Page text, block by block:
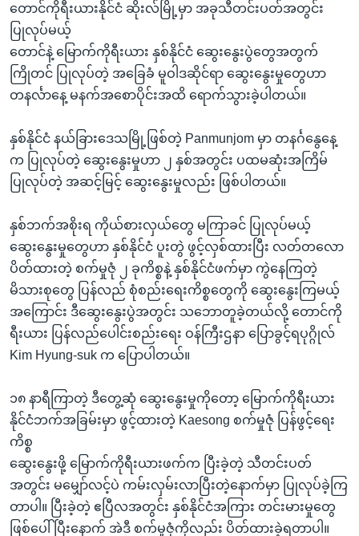
ကြည့်
ရန်
ရှာဖွေ
ရန်
နေရာ
ကျော်
ရန်
ဘာသာစကားများ
တောင်ကိုရီးယားနိုင်ငံ ဆိုးလ်မြို့မှာ အခုသီတင်းပတ်အတွင်း
ပြုလုပ်မယ့်
တောင်နဲ့ မြောက်ကိုရီးယား နှစ်နိုင်ငံ ဆွေးနွေးပွဲတွေအတွက်
ကြိုတင် ပြုလုပ်တဲ့ အခြေခံ မူဝါဒဆိုင်ရာ ဆွေးနွေးမှုတွေဟာ
တနင်္လာနေ့ မနက်အစောပိုင်းအထိ ရောက်သွားခဲ့ပါတယ်။
နှစ်နိုင်ငံ နယ်ခြားဒေသမြို့ဖြစ်တဲ့ Panmunjom မှာ တနင်္ဂနွေနေ့
က ပြုလုပ်တဲ့ ဆွေးနွေးမှုဟာ ၂ နှစ်အတွင်း ပထမဆုံးအကြိမ်
ပြုလုပ်တဲ့ အဆင့်မြင့် ဆွေးနွေးမှုလည်း ဖြစ်ပါတယ်။
နှစ်ဘက်အစိုးရ ကိုယ်စားလှယ်တွေ မကြာခင် ပြုလုပ်မယ့်
ဆွေးနွေးမှုတွေဟာ နှစ်နိုင်ငံ ပူးတွဲ ဖွင့်လှစ်ထားပြီး လတ်တလော
ပိတ်ထားတဲ့ စက်မှုဇုံ ၂ ခုကိစ္စနဲ့ နှစ်နိုင်ငံဖက်မှာ ကွဲနေကြတဲ့
မိသားစုတွေ ပြန်လည် စုံစည်းရေးကိစ္စတွေကို ဆွေးနွေးကြမယ့်
အကြောင်း ဒီဆွေးနွေးပွဲအတွင်း သဘောတူခဲ့တယ်လို့ တောင်ကို
ရီးယား ပြန်လည်ပေါင်းစည်းရေး ဝန်ကြီးဌနာ ပြောခွင့်ရပုဂ္ဂိုလ်
Kim Hyung-suk က ပြောပါတယ်။
၁၈ နာရီကြာတဲ့ ဒီတွေ့ဆုံ ဆွေးနွေးမှုကိုတော့ မြောက်ကိုရီးယား
နိုင်ငံဘက်အခြမ်းမှာ ဖွင့်ထားတဲ့ Kaesong စက်မှုဇုံ ပြန်ဖွင့်ရေး
ကိစ္စ
ဆွေးနွေးဖို့ မြောက်ကိုရီးယားဖက်က ပြီးခဲ့တဲ့ သီတင်းပတ်
အတွင်း မမျှော်လင့်ပဲ ကမ်းလှမ်းလာပြီးတဲ့နောက်မှာ ပြုလုပ်ခဲ့ကြ
တာပါ။ ပြီးခဲ့တဲ့ ဧပြီလအတွင်း နှစ်နိုင်ငံအကြား တင်းမားမှုတွေ
ဖြစ်ပေါ်ပြီးနောက် အဲဒီ စက်မှုဇုံကိုလည်း ပိတ်ထားခဲ့ရတာပါ။